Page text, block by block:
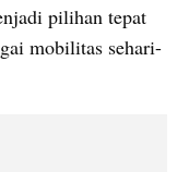
pilihan tepat
mobilitas sehari-